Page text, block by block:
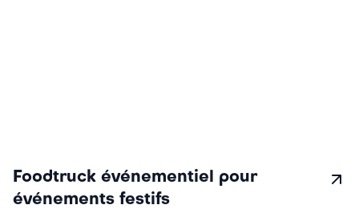
Foodtruck événementiel pour
événements festifs